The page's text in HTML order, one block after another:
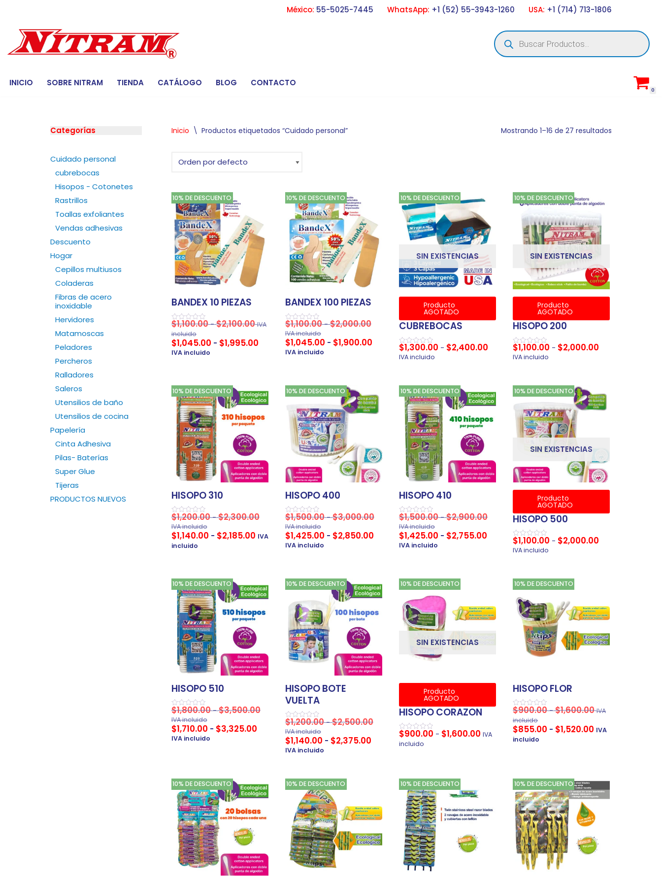
contenido
México: 55-5025-7445 WhatsApp: +1 (52) 55-3943-1260 USA: +1 (714) 713-1806
INICIO SOBRE NITRAM TIENDA CATÁLOGO BLOG CONTACTO
0
Categorías
Cuidado personal
cubrebocas
Hisopos - Cotonetes
Rastrillos
Toallas exfoliantes
Vendas adhesivas
Descuento
Hogar
Cepillos multiusos
Coladeras
Fibras de acero
inoxidable
Hervidores
Matamoscas
Peladores
Percheros
Ralladores
Saleros
Utensilios de baño
Utensilios de cocina
Papelería
Cinta Adhesiva
Pilas- Baterías
Super Glue
Tijeras
PRODUCTOS NUEVOS
Inicio \ Productos etiquetados “Cuidado personal” Mostrando 1–16 de 27 resultados
10% DE DESCUENTO
BANDEX 10 PIEZAS
Valorado
en
0
de
5
$1,100.00-$2,100.00 IVA
incluido
$1,045.00 - $1,995.00
IVA incluido
10% DE DESCUENTO
BANDEX 100 PIEZAS
Valorado
en
0
de
5
$1,100.00-$2,000.00
IVA incluido
$1,045.00 - $1,900.00
IVA incluido
SIN EXISTENCIAS
10% DE DESCUENTO
Producto
AGOTADO
CUBREBOCAS
Valorado
en
0
$1,300.00 - $2,400.00
IVA incluido
SIN EXISTENCIAS
10% DE DESCUENTO
Producto
AGOTADO
HISOPO 200
Valorado
en
0
$1,100.00 - $2,000.00
IVA incluido
10% DE DESCUENTO
HISOPO 310
Valorado
en
0
de
5
$1,200.00-$2,300.00
IVA incluido
$1,140.00 - $2,185.00 IVA
incluido
10% DE DESCUENTO
HISOPO 400
Valorado
en
0
de
5
$1,500.00-$3,000.00
IVA incluido
$1,425.00 - $2,850.00
IVA incluido
10% DE DESCUENTO
HISOPO 410
Valorado
en
0
de
5
$1,500.00-$2,900.00
IVA incluido
$1,425.00 - $2,755.00
IVA incluido
SIN EXISTENCIAS
10% DE DESCUENTO
Producto
AGOTADO
HISOPO 500
Valorado
en
0
$1,100.00 - $2,000.00
IVA incluido
10% DE DESCUENTO
HISOPO 510
Valorado
en
0
de
5
$1,800.00-$3,500.00
IVA incluido
$1,710.00 - $3,325.00
IVA incluido
10% DE DESCUENTO
HISOPO BOTE
VUELTA
Valorado
en
0
de
5
$1,200.00-$2,500.00
IVA incluido
$1,140.00 - $2,375.00
IVA incluido
SIN EXISTENCIAS
10% DE DESCUENTO
Producto
AGOTADO
HISOPO CORAZON
Valorado
en
0
$900.00 - $1,600.00 IVA
incluido
10% DE DESCUENTO
HISOPO FLOR
Valorado
en
0
de
5
$900.00-$1,600.00 IVA
incluido
$855.00 - $1,520.00 IVA
incluido
10% DE DESCUENTO 10% DE DESCUENTO 10% DE DESCUENTO 10% DE DESCUENTO